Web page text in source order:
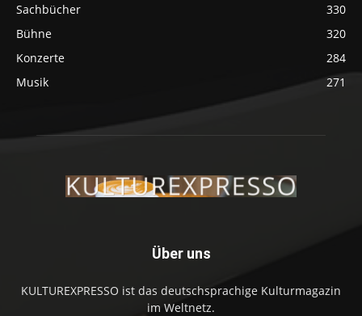
Sachbücher
330
Bühne
320
Konzerte
284
Musik
271
Über uns
KULTUREXPRESSO ist das deutschsprachige Kulturmagazin
im Weltnetz.